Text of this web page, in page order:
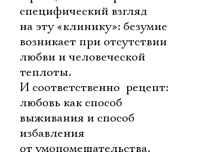
специфический взгляд
на эту «клинику»: безумие
возникает при отсутствии
любви и человеческой
теплоты.
И соответственно  рецепт:
любовь как способ
выживания и способ
избавления
от умопомешательства.